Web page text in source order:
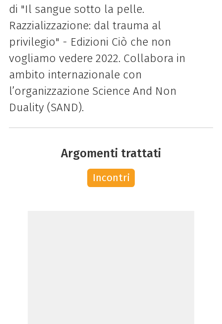
di "Il sangue sotto la pelle.
Razzializzazione: dal trauma al
privilegio" - Edizioni Ciò che non
vogliamo vedere 2022. Collabora in
ambito internazionale con
l’organizzazione Science And Non
Duality (SAND).
Argomenti trattati
Incontri